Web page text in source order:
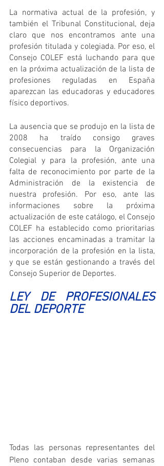
La normativa actual de la profesión, y
también el Tribunal Constitucional, deja
claro que nos encontramos ante una
profesión titulada y colegiada. Por eso, el
Consejo COLEF está luchando para que
en la próxima actualización de la lista de
profesiones reguladas en España
aparezcan las educadoras y educadores
físico deportivos.
La ausencia que se produjo en la lista de
2008 ha traído consigo graves
consecuencias para la Organización
Colegial y para la profesión, ante una
falta de reconocimiento por parte de la
Administración de la existencia de
nuestra profesión. Por eso, ante las
informaciones sobre la próxima
actualización de este catálogo, el Consejo
COLEF ha establecido como prioritarias
las acciones encaminadas a tramitar la
incorporación de la profesión en la lista,
y que se están gestionando a través del
Consejo Superior de Deportes.
LEY DE PROFESIONALES
DEL DEPORTE
Todas las personas representantes del
Pleno contaban desde varias semanas